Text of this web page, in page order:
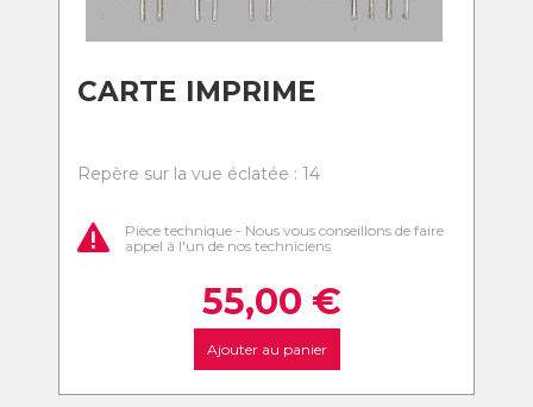
CARTE IMPRIME
Repère sur la vue éclatée : 14
Pièce technique - Nous vous conseillons de faire
appel à l'un de nos techniciens
55,00 €
Ajouter au panier